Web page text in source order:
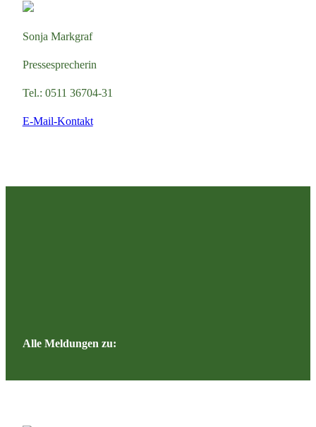
Sonja Markgraf
Pressesprecherin
Tel.: 0511 36704-31
E-Mail-Kontakt
Alle Meldungen zu: